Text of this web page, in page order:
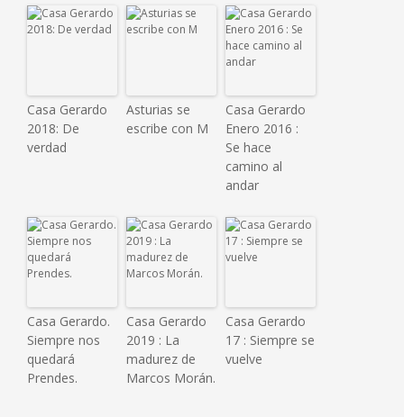
Casa Gerardo
2018: De
verdad
Asturias se
escribe con M
Casa Gerardo
Enero 2016 :
Se hace
camino al
andar
Casa Gerardo.
Siempre nos
quedará
Prendes.
Casa Gerardo
2019 : La
madurez de
Marcos Morán.
Casa Gerardo
17 : Siempre se
vuelve